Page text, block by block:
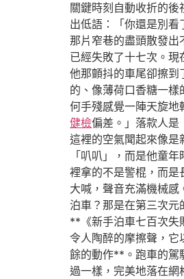
關鍵時刻自動收折的
出低語：「你還是別
那片窄巷的盡頭散發出
已經失敗了十七次。
他那顫抖的車尾卻擦到
的、像薄荷口香糖一
何手殘感覺一陣天旋
健檢偏差。」落款人是
這裡的空氣聞起來像是
「叭叭」，而是他童
裡拿的不是警棍，而是
大喊，聲音充滿機械感
泊車？那是在第三次
**《新手泊車七百次失
令人陶醉的摩擦聲，
餘的動作**。跑車的駕
過一樣，完美地落在網